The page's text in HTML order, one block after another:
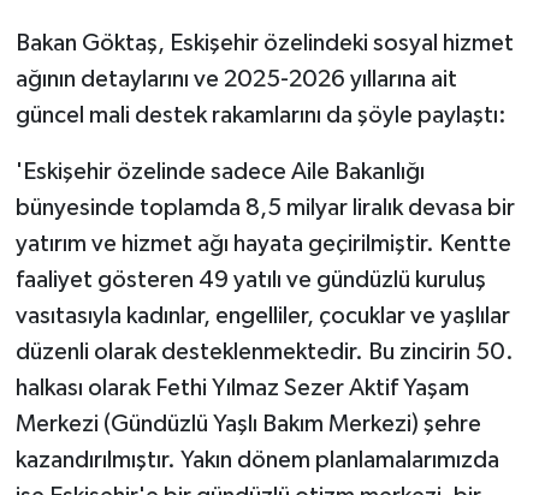
Bakan Göktaş, Eskişehir özelindeki sosyal hizmet
ağının detaylarını ve 2025-2026 yıllarına ait
güncel mali destek rakamlarını da şöyle paylaştı:
'Eskişehir özelinde sadece Aile Bakanlığı
bünyesinde toplamda 8,5 milyar liralık devasa bir
yatırım ve hizmet ağı hayata geçirilmiştir. Kentte
faaliyet gösteren 49 yatılı ve gündüzlü kuruluş
vasıtasıyla kadınlar, engelliler, çocuklar ve yaşlılar
düzenli olarak desteklenmektedir. Bu zincirin 50.
halkası olarak Fethi Yılmaz Sezer Aktif Yaşam
Merkezi (Gündüzlü Yaşlı Bakım Merkezi) şehre
kazandırılmıştır. Yakın dönem planlamalarımızda